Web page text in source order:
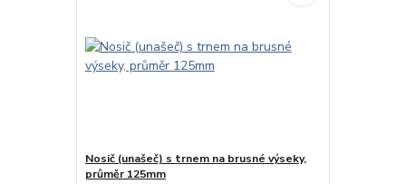
Nosič (unašeč) s trnem na brusné výseky,
průměr 125mm